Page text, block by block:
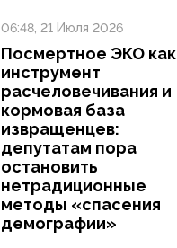
06:48, 21 Июля 2026
Посмертное ЭКО как
инструмент
расчеловечивания и
кормовая база
извращенцев:
депутатам пора
остановить
нетрадиционные
методы «спасения
демографии»